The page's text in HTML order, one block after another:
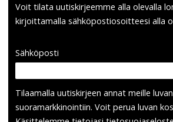
Voit tilata uutiskirjeemme alla olevalla
kirjoittamalla sähköpostiosoitteesi alla
Sähköposti
Tilaamalla uutis­kirjeen annat meille
suora­markkinointiin. Voit perua luvan